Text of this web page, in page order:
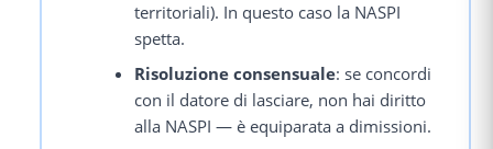
territoriali). In questo caso la NASPI
spetta.
Risoluzione consensuale: se concordi
con il datore di lasciare, non hai diritto
alla NASPI — è equiparata a dimissioni.